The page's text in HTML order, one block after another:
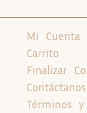
Mi Cuenta
Carrito
Finalizar
Contáctanos
Términos y